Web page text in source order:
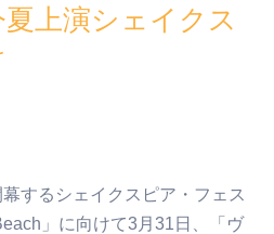
上演シェイクス
するシェイクスピア・フェス
」に向けて3月31日、「ヴ